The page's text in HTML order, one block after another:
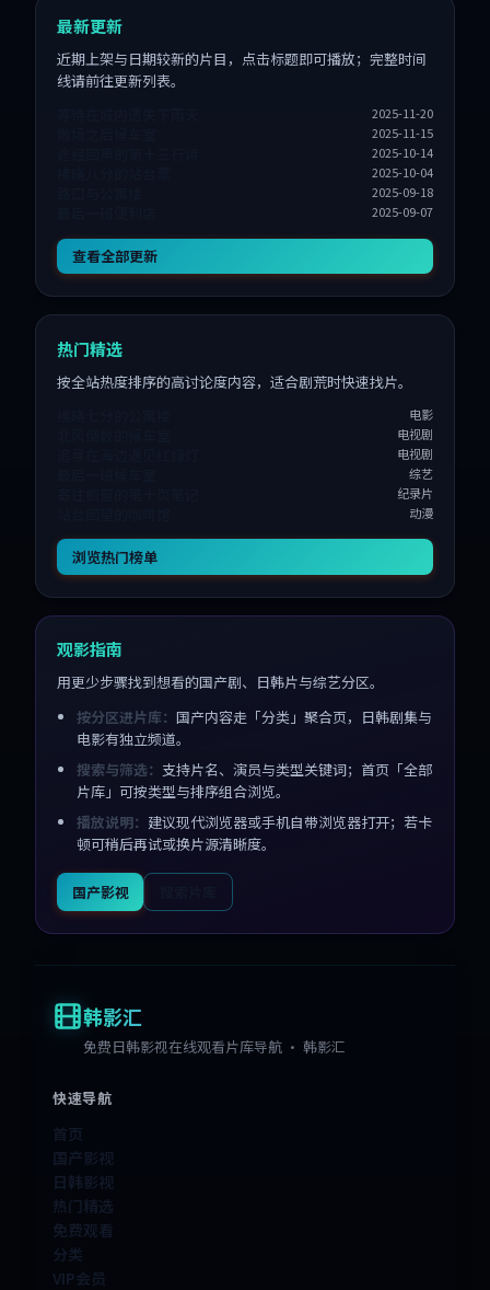
最新更新
近期上架与日期较新的片目，点击标题即可播放；完整时间
线请前往更新列表。
2025-11-20
2025-11-15
2025-10-14
2025-10-04
2025-09-18
2025-09-07
查看全部更新
热门精选
按全站热度排序的高讨论度内容，适合剧荒时快速找片。
电影
电视剧
电视剧
综艺
纪录片
动漫
浏览热门榜单
观影指南
用更少步骤找到想看的国产剧、日韩片与综艺分区。
按分区进片库： 国产内容走「分类」聚合页，日韩剧集与
电影有独立频道。
搜索与筛选： 支持片名、演员与类型关键词；首页「全部
片库」可按类型与排序组合浏览。
播放说明： 建议现代浏览器或手机自带浏览器打开；若卡
顿可稍后再试或换片源清晰度。
国产影视
韩影汇
免费日韩影视在线观看片库导航 · 韩影汇
快速导航
首页
国产影视
日韩影视
热门精选
免费观看
分类
VIP会员